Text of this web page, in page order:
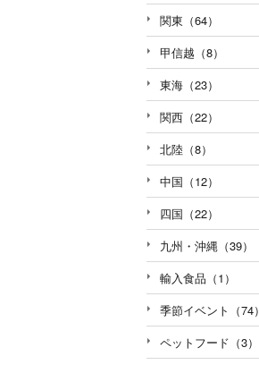
関東（64）
甲信越（8）
東海（23）
関西（22）
北陸（8）
中国（12）
四国（22）
九州・沖縄（39）
輸入食品（1）
季節イベント（74）
ペットフード（3）